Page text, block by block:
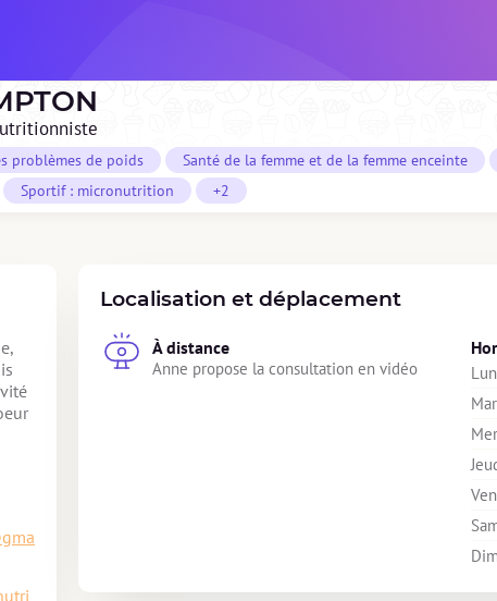
problèmes de poids Santé de la femme et de la femme enceinte
Sportif : micronutrition +2
Localisation et déplacement
À distance
Anne propose la consultation en vidéo